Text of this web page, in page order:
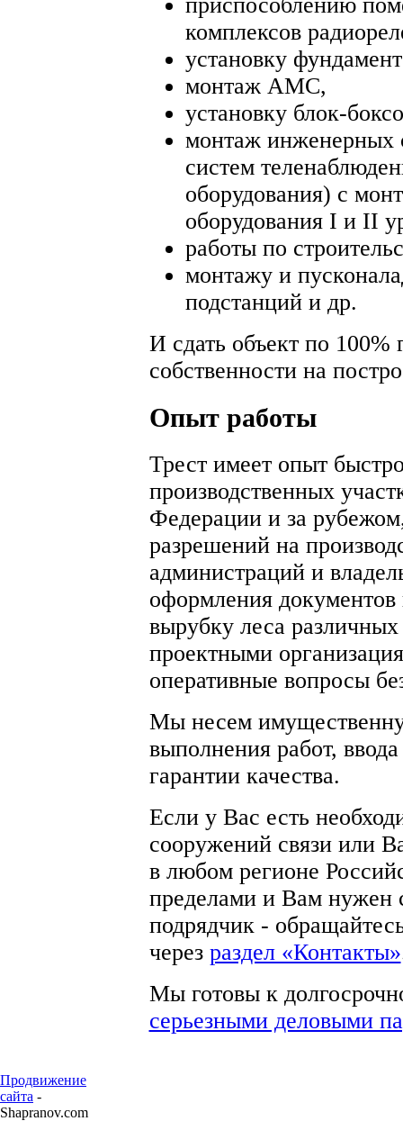
комплексов
установку
монтаж АМС,
установку блок-
монтаж инженерных
систем
оборудования) с
оборудования I и II
работы по
монтажу и
подстанций и др.
И сдать объект по 100%
собственности на
Опыт работы
Трест имеет опыт
производственных
Федерации и за
разрешений на
администраций и
оформления
вырубку леса
проектными
оперативные вопросы
Мы несем
выполнения работ,
гарантии качества.
Если у Вас есть
сооружений связи или
в любом регионе
пределами и Вам нужен
подрядчик -
через раздел «Контакты»
Мы готовы к
серьезными деловыми
Продвижение
сайта -
Shapranov.com